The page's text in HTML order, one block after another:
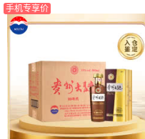
手机专享价